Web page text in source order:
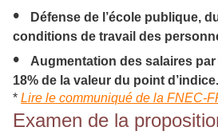
•
Défense de l’école publique,
conditions de travail des
•
Augmentation des salaires par
18% de la valeur du point d’indice.
* Lire le communiqué de la FNEC-
Examen de la